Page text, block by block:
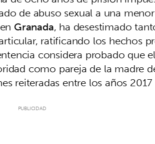
de abuso sexual a una
Granada, ha desestimado
ratificando los hechos
considera probado que
como pareja de la madre
reiteradas entre los años